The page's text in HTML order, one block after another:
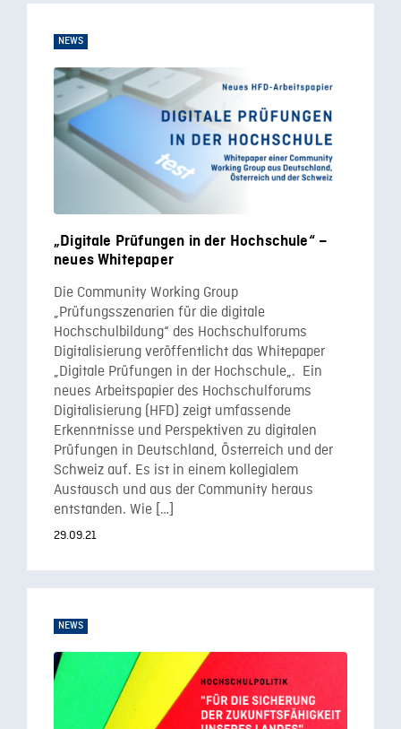
NEWS
„Digitale Prüfungen in der Hochschule“ –
neues Whitepaper
Die Community Working Group
„Prüfungsszenarien für die digitale
Hochschulbildung“ des Hochschulforums
Digitalisierung veröffentlicht das Whitepaper
„Digitale Prüfungen in der Hochschule„. Ein
neues Arbeitspapier des Hochschulforums
Digitalisierung (HFD) zeigt umfassende
Erkenntnisse und Perspektiven zu digitalen
Prüfungen in Deutschland, Österreich und der
Schweiz auf. Es ist in einem kollegialem
Austausch und aus der Community heraus
entstanden. Wie […]
29.09.21
NEWS